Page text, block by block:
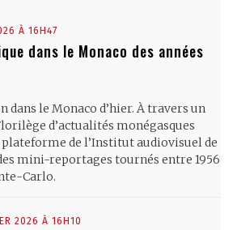
À 16H47
dans le Monaco des années
dans le Monaco d’hier. À travers un
d’actualités monégasques
de l’Institut audiovisuel de
mini-reportages tournés entre 1956
Carlo.
2026 À 16H10